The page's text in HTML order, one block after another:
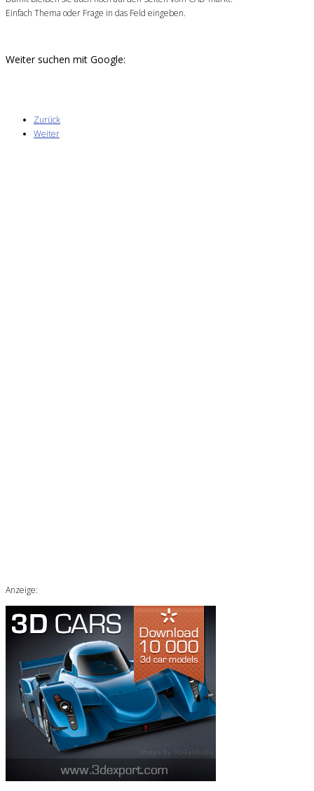
Einfach Thema oder Frage in das Feld eingeben.
Weiter suchen mit Google:
Zurück
Weiter
Anzeige: